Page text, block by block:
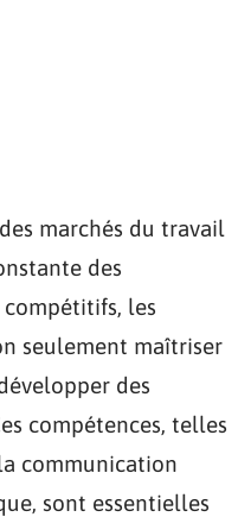
marchés du travail
des
les
seulement maîtriser
des
compétences, telles
communication
sont essentielles